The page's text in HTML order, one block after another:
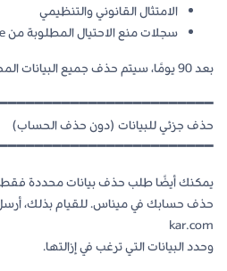
الامتثال القانوني والتنظيمي
سجلات منع الاحتيال المطلوبة من PayPal/Braintree
بعد 90 يومًا، سيتم حذف جميع البيانات المحتفظ بها نهائيًا.
حذف جزئي للبيانات (دون حذف الحساب)
يمكنك أيضًا طلب حذف بيانات محددة
kar.com
وحدد البيانات التي ترغب في إزالتها.